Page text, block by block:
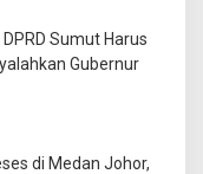
Sumut Harus
Gubernur
di Medan Johor,